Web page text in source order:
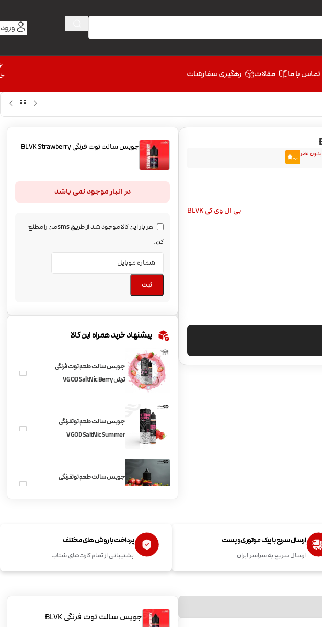
تماس با ما مقالات رهگیری سفارشات
بدون نظر 0.0
بی ال وی کی BLVK
جویس سالت توت فرنگی BLVK Strawberry
در انبار موجود نمی باشد
هر بار این کالا موجود شد از طریق sms من را مطلع
کن.
ثبت
پیشنهاد خرید همراه این کالا
جویس سالت طعم توت فرنگی
ترش VGOD SaltNic Berry
جویس سالت طعم توتفرنگی
VGOD SaltNic Summer
جویس سالت طعم توتفرنگی
ارسال سریع با پیک موتوری و پست
ارسال سریع به سراسر ایران
پرداخت با روش های مختلف
پشتیبانی از تمام کارت‌های شتاب
جویس سالت توت فرنگی BLVK